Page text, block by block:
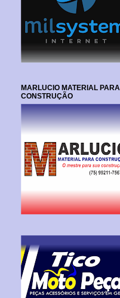
MARLUCIO MATERIAL PARA
CONSTRUÇÃO